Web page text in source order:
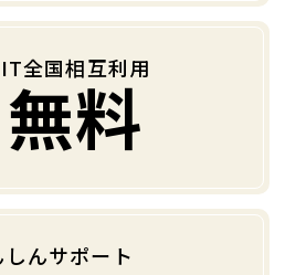
全国相互利用
無料
しんサポート